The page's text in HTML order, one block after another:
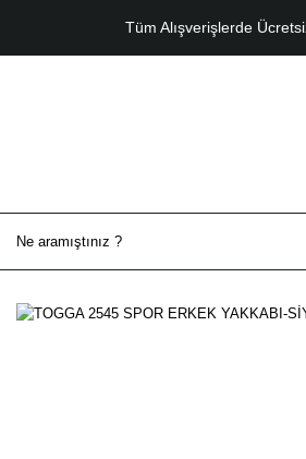
Tüm Alışverişlerde